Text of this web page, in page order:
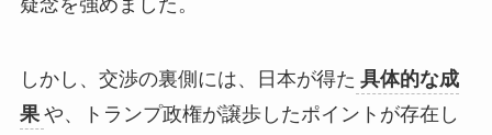
疑念を強めました。
しかし、交渉の裏側には、日本が得た 具体的な成
果 や、トランプ政権が譲歩したポイントが存在し